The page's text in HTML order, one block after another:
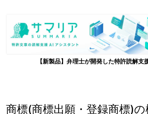
【新製品】弁理士が開発した特許読解支
商標(商標出願・登録商標)の